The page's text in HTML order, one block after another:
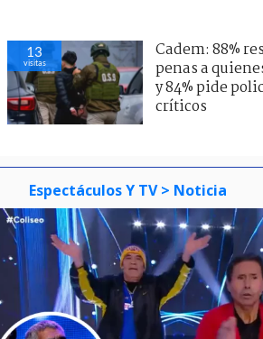
13
visitas
Cadem: 88%
penas a
y 84% pide
críticos
Espectáculos Y TV > Noticia